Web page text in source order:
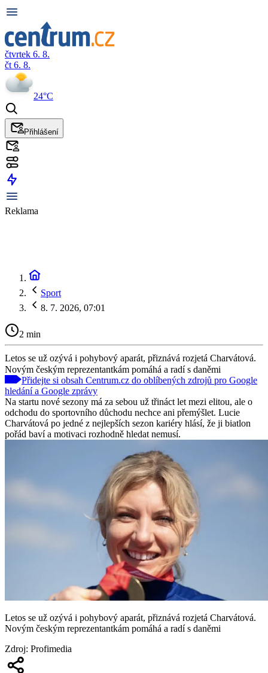
čtvrtek 6. 8.
čt 6. 8.
24°C
Přihlášení
Reklama
Sport
8. 7. 2026, 07:01
2 min
Letos se už ozývá i pohybový aparát, přiznává rozjetá Charvátová.
Novým českým reprezentantkám pomáhá a radí s daněmi
Přidejte si obsah Centrum.cz do oblíbených zdrojů pro Google
hledání a Google zprávy
Na startu nové sezony má za sebou už třináct let mezi elitou, ale o
odchodu do sportovního důchodu nechce ani přemýšlet. Lucie
Charvátová po jedné z nejlepších sezon kariéry hlásí, že ji biatlon
pořád baví a motivaci rozhodně hledat nemusí.
Letos se už ozývá i pohybový aparát, přiznává rozjetá Charvátová.
Novým českým reprezentantkám pomáhá a radí s daněmi
Zdroj: Profimedia